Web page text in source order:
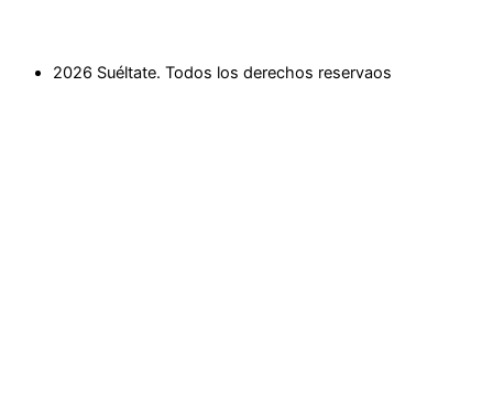
2026 Suéltate. Todos los derechos reservaos